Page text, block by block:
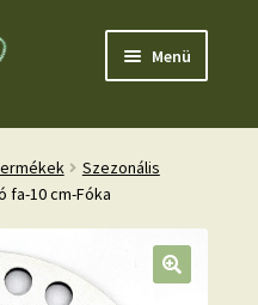
Menü
Szezonális
fa-10 cm-Fóka